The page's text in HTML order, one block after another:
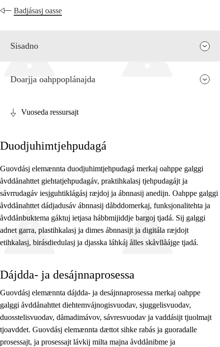
Badjásasj oasse
Sisadno
Guovdásj elementa
Fágajgasskasasj tiemá
Vuodotjehpudagá
Doarjja oahppoplánajda
Vuoseda ressursajt
Duodjuhimtjehpudagá
Guovdásj elemænnta duodjuhimtjehpudagá merkaj oahppe galggi
åvddånahttet giehtatjehpudagáv, praktihkalasj tjehpudagájt ja
sávrrudagáv iesjguhtiklágásj ræjdoj ja ábnnasij anedijn. Oahppe galggi
åvddånahttet dádjadusáv ábnnasij dåbddomerkaj, funksjonalitehta ja
åvddånbuktema gáktuj ietjasa hábbmijiddje bargoj tjadá. Sij galggi
adnet garra, plastihkalasj ja dimes ábnnasijt ja digitála ræjdojt
etihkalasj, birásdiedulasj ja djasska láhkáj ålles skåvllåájge tjadá.
Dájdda- ja desájnnaprosessa
Guovdásj elemænnta dájdda- ja desájnnaprosessa merkaj oahppe
galggi åvddånahttet diehtemvájnogisvuodav, sjuggelisvuodav,
duosstelisvuodav, dåmadimávov, sávresvuodav ja vaddásijt tjuolmajt
tjoavddet. Guovdásj elemænnta dættot sihke rabás ja guoradalle
prosessajt, ja prosessajt lávkij milta majna åvddånibme ja